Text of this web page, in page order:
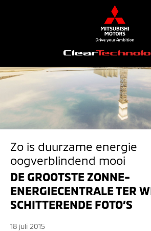
Zo is duurzame energie
oogverblindend mooi
DE GROOTSTE ZONNE-
ENERGIECENTRALE TER
SCHITTERENDE FOTO’S
18 juli 2015